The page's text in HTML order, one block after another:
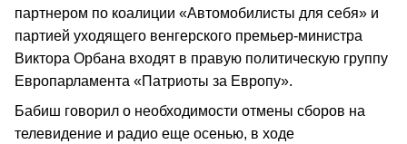
партнером по коалиции «Автомобилисты для себя» и
партией уходящего венгерского премьер-министра
Виктора Орбана входят в правую политическую группу
Европарламента «Патриоты за Европу».
Бабиш говорил о необходимости отмены сборов на
телевидение и радио еще осенью, в ходе